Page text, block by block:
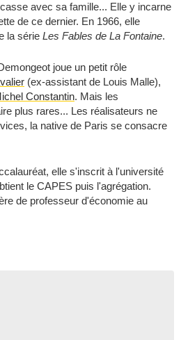
avec sa famille... Elle y incarne
de ce dernier. En 1966, elle
la série Les Fables de La Fontaine.
joue un petit rôle
(ex-assistant de Louis Malle),
Constantin. Mais les
plus rares... Les réalisateurs ne
la native de Paris se consacre
elle s'inscrit à l'université
le CAPES puis l'agrégation.
de professeur d'économie au